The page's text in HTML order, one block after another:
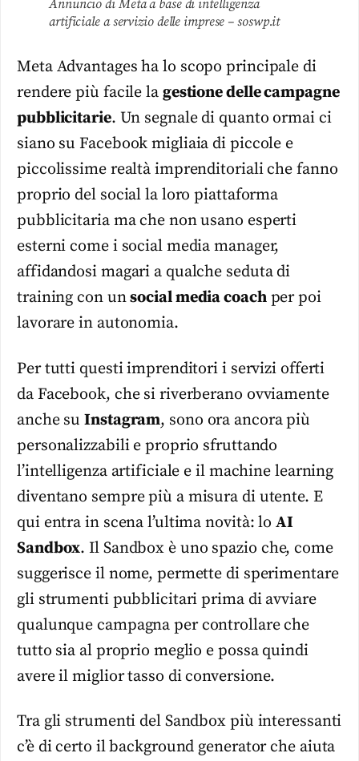
Annuncio di Meta a base di intelligenza
artificiale a servizio delle imprese – soswp.it
Meta Advantages ha lo scopo principale di
rendere più facile la gestione delle campagne
pubblicitarie. Un segnale di quanto ormai ci
siano su Facebook migliaia di piccole e
piccolissime realtà imprenditoriali che fanno
proprio del social la loro piattaforma
pubblicitaria ma che non usano esperti
esterni come i social media manager,
affidandosi magari a qualche seduta di
training con unsocial media coachper poi
lavorare in autonomia.
Per tutti questi imprenditori i servizi offerti
da Facebook, che si riverberano ovviamente
anche suInstagram, sono ora ancora più
personalizzabili e proprio sfruttando
l’intelligenza artificiale e il machine learning
diventano sempre più a misura di utente. E
qui entra in scena l’ultima novità: loAI
Sandbox. Il Sandbox è uno spazio che, come
suggerisce il nome, permette di sperimentare
gli strumenti pubblicitari prima di avviare
qualunque campagna per controllare che
tutto sia al proprio meglio e possa quindi
avere il miglior tasso di conversione.
Tra gli strumenti del Sandbox più interessanti
c’è di certo il background generator che aiuta